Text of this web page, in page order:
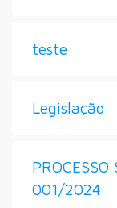
teste
Legislação
PROCESSO
001/2024